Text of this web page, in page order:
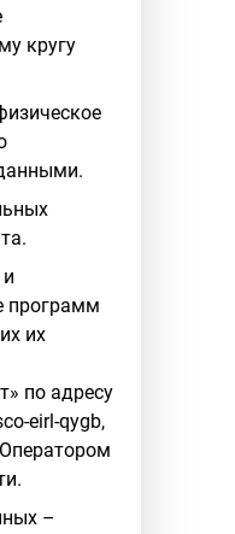
кругу
программ
их
по адресу
eirl-qygb,
–